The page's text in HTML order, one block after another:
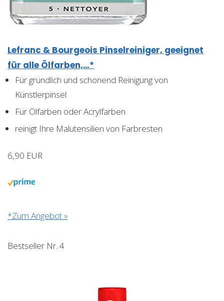
Lefranc & Bourgeois Pinselreiniger, geeignet
für alle Ölfarben,…*
Für gründlich und schonend Reinigung von
Künstlerpinsel
Für Ölfarben oder Acrylfarben
reinigt Ihre Malutensilien von Farbresten
6,90 EUR
*Zum Angebot »
Bestseller Nr. 4